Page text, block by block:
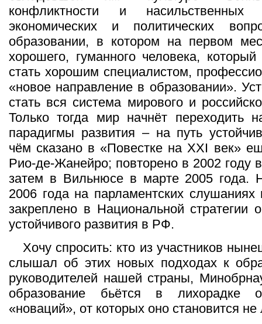
конфликтности и
экономических и политических
образовании, в котором на первом
хорошего, гуманного человека,
стать хорошим специалистом,
«новое направление в образовании».
стать вся система мирового и
Только тогда мир начнёт переходить
парадигмы развития – на путь
чём сказано в «Повестке на ХХІ век»
Рио-де-Жанейро; повторено в 2002 году
затем в Вильнюсе в марте 2005 года.
2006 года на парламентских
закреплено в Национальной стратегии
устойчивого развития в РФ.
Хочу спросить: кто из участников
слышал об этих новых подходах к
руководителей нашей страны,
образование бьётся в лихорадке
«новаций», от которых оно становится